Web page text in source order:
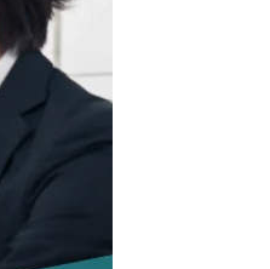
ナレーション制作